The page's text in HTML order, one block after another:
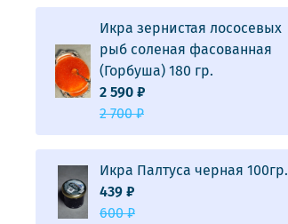
Икра зернистая лососевых
рыб соленая фасованная
(Горбуша) 180 гр.
2 590 ₽
2 700 ₽
Икра Палтуса черная 100гр.
439 ₽
600 ₽